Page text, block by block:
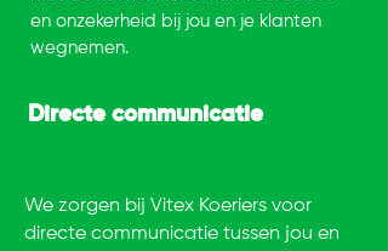
en onzekerheid bij jou en je klanten
wegnemen.
Directe communicatie
We zorgen bij Vitex Koeriers voor
directe communicatie tussen jou en